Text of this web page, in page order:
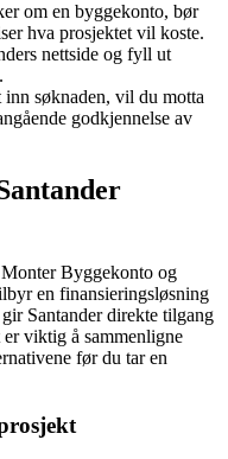
om en byggekonto, bør
hva prosjektet vil koste.
nettside og fyll ut
inn søknaden, vil du motta
godkjennelse av
Byggekonto og
en finansieringsløsning
Santander direkte tilgang
viktig å sammenligne
før du tar en